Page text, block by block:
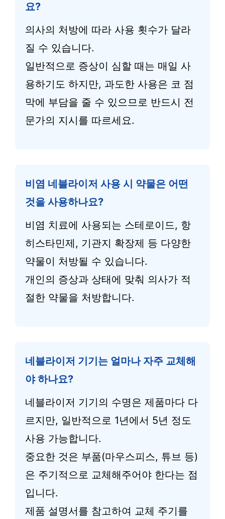
요?
의사의 처방에 따라 사용 횟수가 달라
질 수 있습니다.
일반적으로 증상이 심할 때는 매일 사
용하기도 하지만, 과도한 사용은 코 점
막에 부담을 줄 수 있으므로 반드시 전
문가의 지시를 따르세요.
비염 네블라이저 사용 시 약물은 어떤
것을 사용하나요?
비염 치료에 사용되는 스테로이드, 항
히스타민제, 기관지 확장제 등 다양한
약물이 처방될 수 있습니다.
개인의 증상과 상태에 맞춰 의사가 적
절한 약물을 처방합니다.
네블라이저 기기는 얼마나 자주 교체해
야 하나요?
네블라이저 기기의 수명은 제품마다 다
르지만, 일반적으로 1년에서 5년 정도
사용 가능합니다.
중요한 것은 부품(마우스피스, 튜브 등)
은 주기적으로 교체해주어야 한다는 점
입니다.
제품 설명서를 참고하여 교체 주기를